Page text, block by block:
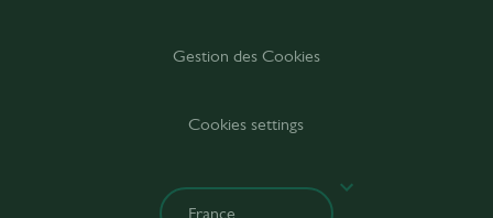
Gestion des Cookies
Cookies settings